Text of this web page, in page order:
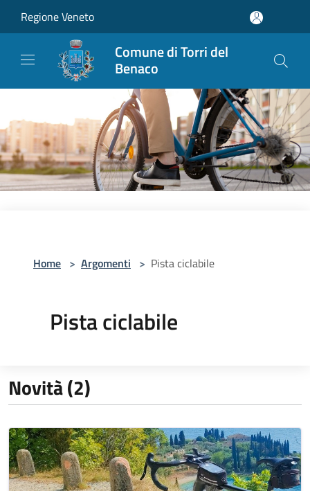
Regione Veneto
Comune di Torri del
Benaco
Home > Argomenti > Pista ciclabile
Pista ciclabile
Novità (2)